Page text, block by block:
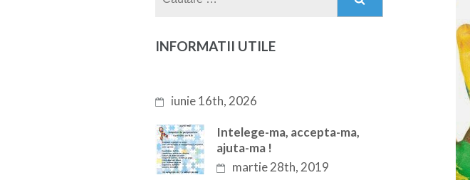
INFORMATII UTILE
iunie 16th, 2026
Intelege-ma, accepta-ma,
ajuta-ma !
martie 28th, 2019